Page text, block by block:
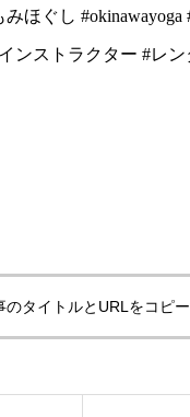
ほぐし
ンストラクター #レ
のタイトルとURLをコピ